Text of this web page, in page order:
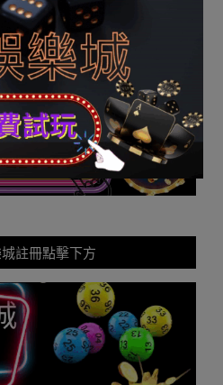
註冊點擊下方
註冊點擊下方